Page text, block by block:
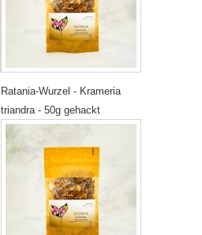
Ratania-Wurzel - Krameria
triandra - 50g gehackt